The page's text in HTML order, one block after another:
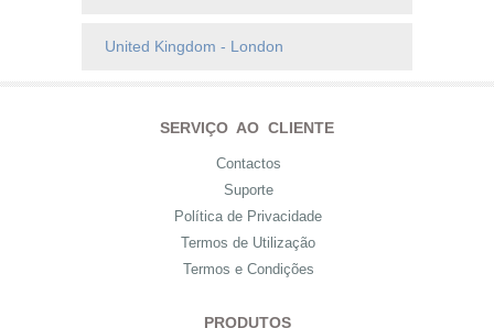
United Kingdom - London
SERVIÇO AO CLIENTE
Contactos
Suporte
Política de Privacidade
Termos de Utilização
Termos e Condições
PRODUTOS